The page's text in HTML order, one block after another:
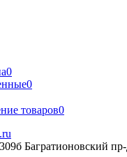
0
0
товаров0
Багратионовский